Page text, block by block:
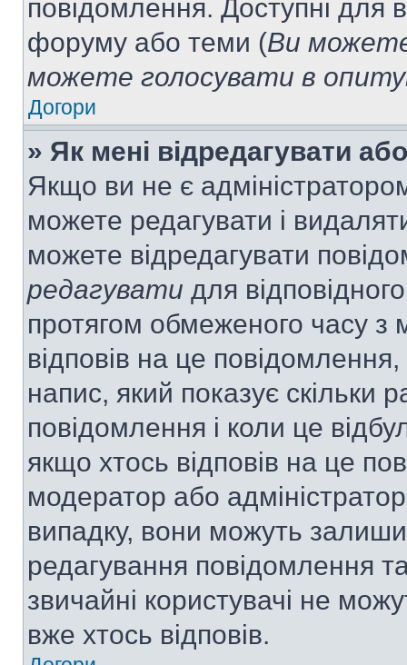
повідомлення. Доступні для
форуму або теми (Ви
можете голосувати в
Догори
» Як мені відредагувати
Якщо ви не є
можете редагувати і
можете відредагувати
редагувати для
протягом обмеженого часу
відповів на це
напис, який показує скільки
повідомлення і коли це
якщо хтось відповів на це
модератор або
випадку, вони можуть
редагування повідомлення
звичайні користувачі не
вже хтось відповів.